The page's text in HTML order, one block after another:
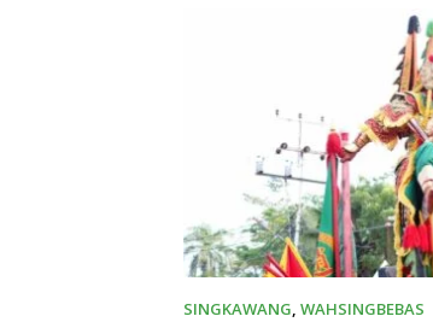
SINGKAWANG, WAHSINGBEBAS